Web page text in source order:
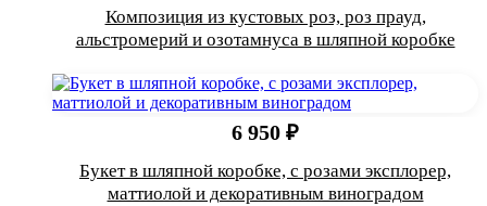
Композиция из кустовых роз, роз прауд,
альстромерий и озотамнуса в шляпной коробке
6 950 ₽
Букет в шляпной коробке, с розами эксплорер,
маттиолой и декоративным виноградом